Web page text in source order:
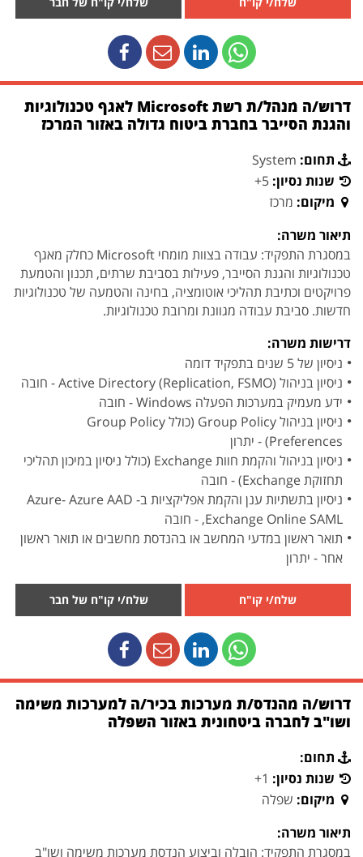
דרוש/ה מנהל/ת רשת Microsoft לאגף טכנולוגיות
והגנת הסייבר בחברת ביטוח גדולה באזור המרכז
תחום: System
שנות נסיון: 5+
מיקום: מרכז
תיאור משרה:
במסגרת התפקיד: עבודה בצוות מומחי Microsoft כחלק מאגף
טכנולוגיות והגנת הסייבר, פעילות בסביבת שרתים, תכנון והטמעת
פרויקטים וכתיבת תהליכי אוטומציה, בחינה והטמעה של טכנולוגיות
חדשות. סביבת עבודה מגוונת ומרובת טכנולוגיות.
דרישות משרה:
ניסיון של 5 שנים בתפקיד דומה
ניסיון בניהול Active Directory (Replication, FSMO) - חובה
ידע מעמיק במערכות הפעלה Windows - חובה
ניסיון בניהול Group Policy (כולל Group Policy
Preferences) - יתרון
ניסיון בניהול והקמת חוות Exchange (כולל ניסיון במיכון תהליכי
תחזוקת Exchange) - חובה
ניסיון בתשתיות ענן והקמת אפליקציות ב- Azure- Azure AAD
,Exchange Online SAML - חובה
תואר ראשון במדעי המחשב או בהנדסת מחשבים או תואר ראשון
אחר - יתרון
שלח/י קו"ח שלח/י קו"ח של חבר
דרוש/ה מהנדס/ת מערכות בכיר/ה למערכות משימה
ושו"ב לחברה ביטחונית באזור השפלה
תחום:
שנות נסיון: 1+
מיקום: שפלה
תיאור משרה:
במסגרת התפקיד: הובלה וביצוע הנדסת מערכות משימה ושו"ב